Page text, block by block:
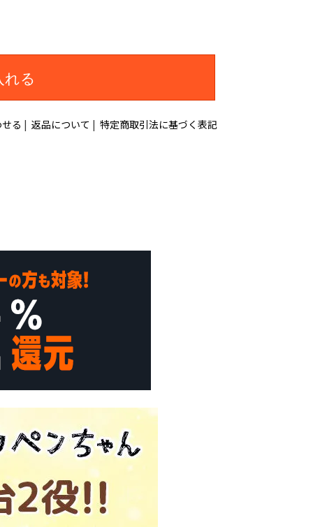
る
る | 返品について | 特定商取引法に基づく表記